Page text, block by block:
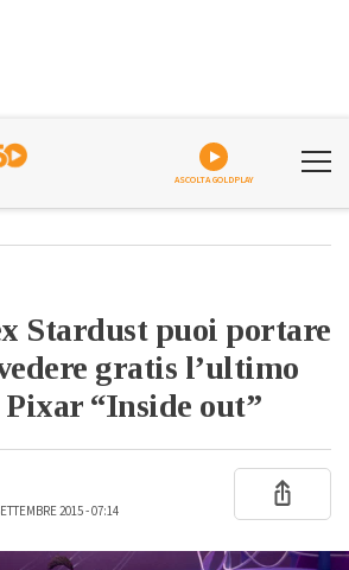
ASCOLTA GOLDPLAY
Stardust puoi portare
gratis l’ultimo
“Inside out”
2015 - 07:14